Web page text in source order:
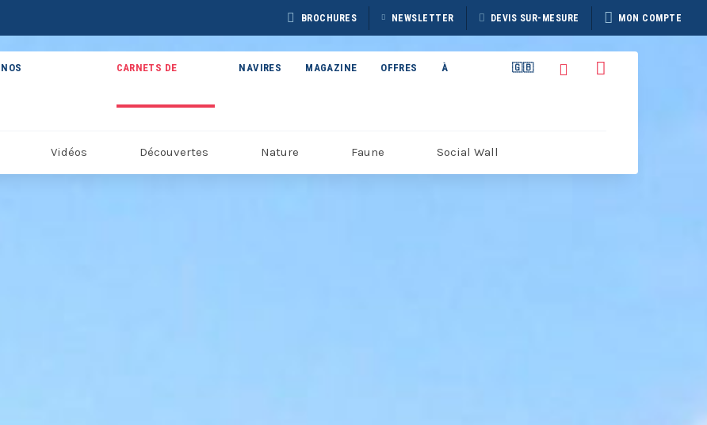
BROCHURES
BROCHURE CAPTAIN
ARCTIC 2027
NEWSLETTER DEVIS SUR-MESURE MON COMPTE
NOS
THÉMATIQUES
CARNETS DE
VOYAGE
NAVIRES MAGAZINE OFFRES À
PROPOS
🇬🇧
Vidéos Découvertes Nature Faune Social Wall